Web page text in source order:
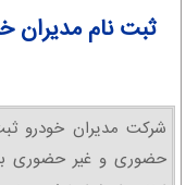
ثبت نام مدیران
شرکت مدیران خودرو
حضوری و غیر حضوری